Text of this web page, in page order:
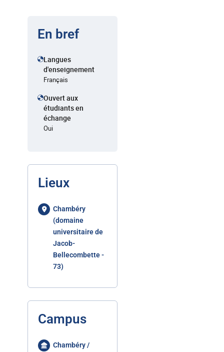
En bref
Langues
d'enseignement
Français
Ouvert aux
étudiants en
échange
Oui
Lieux
Chambéry
(domaine
universitaire de
Jacob-
Bellecombette -
73)
Campus
Chambéry /